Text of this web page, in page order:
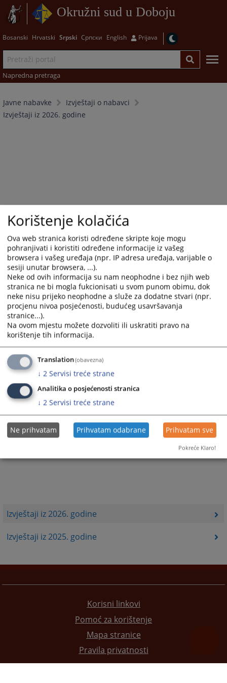
Okružni sud u Doboju
Bosanski Hrvatski Srpski Српски English Prijava
Napredna pretraga
Javne nabavke
Izvještaji o nabavci
Izvještaji iz 2026. godine
Izvještaji iz 2026. godine
Izvještaji iz 2025. godine
Trenutno nema vijesti
Korisni linkovi
Pomoć za korištenje
Mapa stranice
Pravila privatnosti
Korištenje kolačića
Ova web stranica koristi određene skripte koje mogu
pohranjivati i koristiti određene informacije iz vašeg
browsera i vašeg uređaja (npr. IP adresa uređaja, varijable o
sesiji unutar browsera, ...).
Neke od ovih informacija su nam neophodne i bez njih web
stranica ne bi mogla fukcionisati u svom punom obimu, dok
neke nisu prijeko neophodne a služe za dodatne stvari (npr.
procjenu nivoa posjećenosti, budućeg usavršavanja
stranice...).
Na ovom mjestu možete dozvoliti ili uskratiti pravo na
korištenje tih informacija.
Translation(obavezna)
↓ 2 Servisi treće strane
Analitika o posjećenosti stranica
↓ 2 Servisi treće strane
Ne prihvatam Prihvatam odabrane Prihvatam sve
Pokreće Klaro!